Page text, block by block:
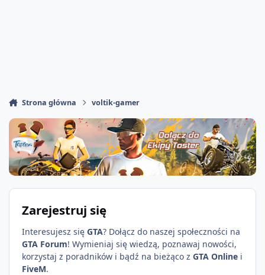
Strona główna voltik-gamer
Zarejestruj się
Interesujesz się GTA? Dołącz do naszej społeczności na
GTA Forum! Wymieniaj się wiedzą, poznawaj nowości,
korzystaj z poradników i bądź na bieżąco z GTA Online i
FiveM.